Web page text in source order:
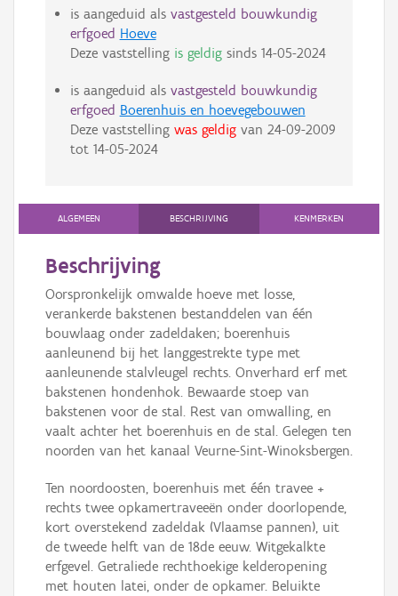
is aangeduid als vastgesteld bouwkundig
erfgoed Hoeve
Deze vaststelling is geldigsinds 14-05-2024
is aangeduid als vastgesteld bouwkundig
erfgoed Boerenhuis en hoevegebouwen
Deze vaststelling was geldigvan 24-09-2009
tot 14-05-2024
ALGEMEEN BESCHRIJVING KENMERKEN
Beschrijving
Oorspronkelijk omwalde hoeve met losse,
verankerde bakstenen bestanddelen van één
bouwlaag onder zadeldaken; boerenhuis
aanleunend bij het langgestrekte type met
aanleunende stalvleugel rechts. Onverhard erf met
bakstenen hondenhok. Bewaarde stoep van
bakstenen voor de stal. Rest van omwalling, en
vaalt achter het boerenhuis en de stal. Gelegen ten
noorden van het kanaal Veurne-Sint-Winoksbergen.
Ten noordoosten, boerenhuis met één travee +
rechts twee opkamertraveeën onder doorlopende,
kort overstekend zadeldak (Vlaamse pannen), uit
de tweede helft van de 18de eeuw. Witgekalkte
erfgevel. Getraliede rechthoekige kelderopening
met houten latei, onder de opkamer. Beluikte